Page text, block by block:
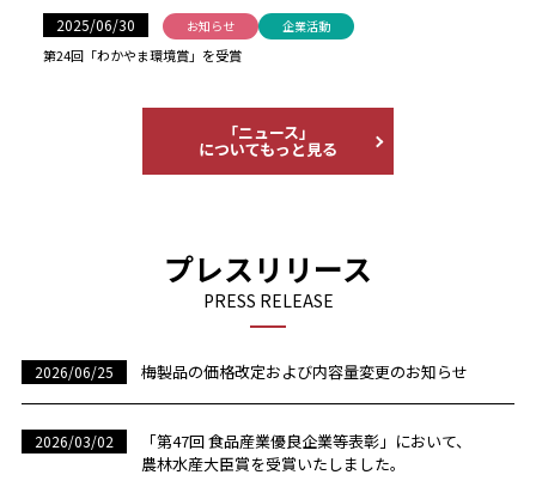
2025/06/30 お知らせ 企業活動
第24回「わかやま環境賞」を受賞
「ニュース」
についてもっと見る
プレスリリース
PRESS RELEASE
2026/06/25 梅製品の価格改定および内容量変更のお知らせ
2026/03/02
「第47回 食品産業優良企業等表彰」において、
農林水産大臣賞を受賞いたしました。